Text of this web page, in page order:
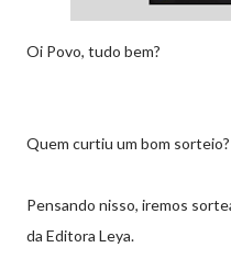
Oi Povo, tudo bem?
Quem curtiu um bom
Pensando nisso, iremos
da Editora Leya.